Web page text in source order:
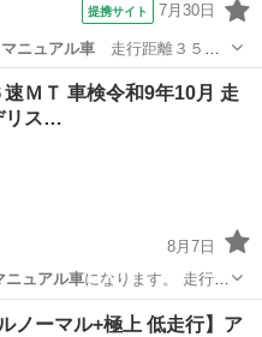
提携サイト 7月30日
マニュアル車走行距離３５０
速ＭＴ 車検令和9年10月 走
リス…
8月7日
ニュアル車になります。 走行距
ノーマル+極上 低走行】ア